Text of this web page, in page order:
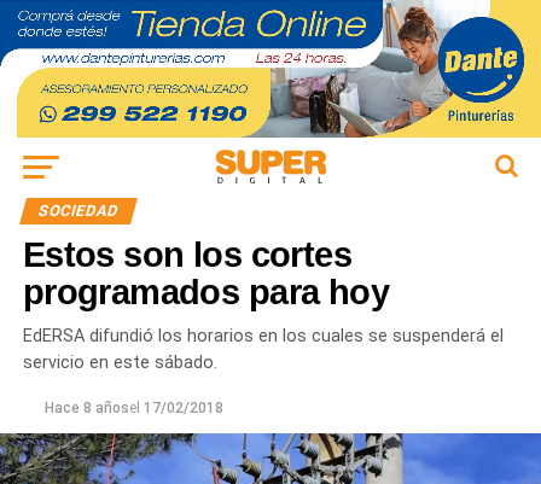
SOCIEDAD
Estos son los cortes
programados para hoy
EdERSA difundió los horarios en los cuales se suspenderá el
servicio en este sábado.
Hace 8 añosel 17/02/2018